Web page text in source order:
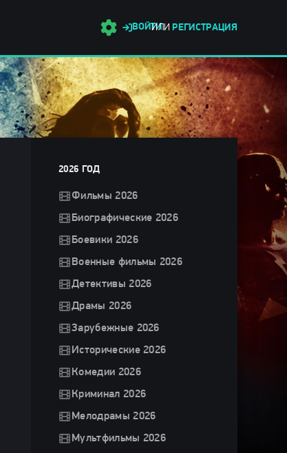
ВОЙТИ
ИЛИ РЕГИСТРАЦИЯ
2026 ГОД
Фильмы 2026
Биографические 2026
Боевики 2026
Военные фильмы 2026
Детективы 2026
Драмы 2026
Зарубежные 2026
Исторические 2026
Комедии 2026
Криминал 2026
Мелодрамы 2026
Мультфильмы 2026